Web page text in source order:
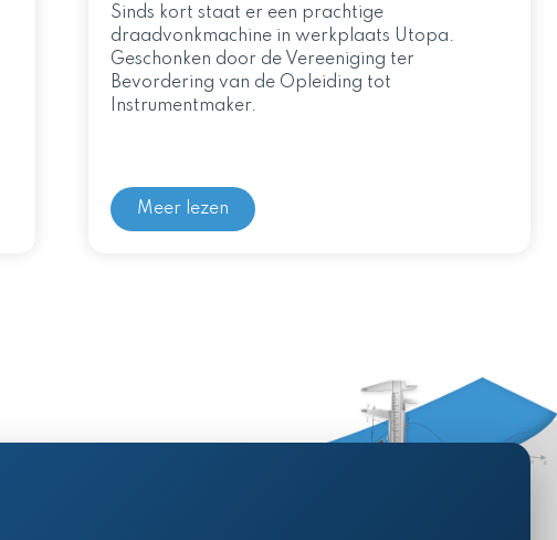
Sinds kort staat er een prachtige
draadvonkmachine in werkplaats Utopa.
Geschonken door de Vereeniging ter
Bevordering van de Opleiding tot
Instrumentmaker.
Meer lezen